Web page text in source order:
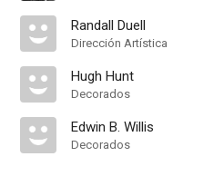
Randall Duell
Dirección Artística
Hugh Hunt
Decorados
Edwin B. Willis
Decorados